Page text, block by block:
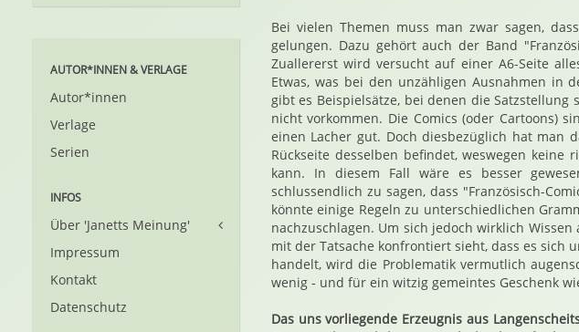
Bei vielen Themen muss man zwar sagen,
gelungen. Dazu gehört auch der Band
Zuallererst wird versucht auf einer A6-Seite
Etwas, was bei den unzähligen Ausnahmen in
gibt es Beispielsätze, bei denen die
nicht vorkommen. Die Comics (oder Cartoons)
einen Lacher gut. Doch diesbezüglich hat man
Rückseite desselben befindet, weswegen
kann. In diesem Fall wäre es besser
schlussendlich zu sagen, dass "Französisch-
könnte einige Regeln zu unterschiedlichen
nachzuschlagen. Um sich jedoch wirklich
mit der Tatsache konfrontiert sieht, dass es sich
handelt, wird die Problematik vermutlich
wenig - und für ein witzig gemeintes Geschenk
Das uns vorliegende Erzeugnis aus
AUTOR*INNEN & VERLAGE
Autor*innen
Verlage
Serien
INFOS
Über 'Janetts Meinung'
Impressum
Kontakt
Datenschutz